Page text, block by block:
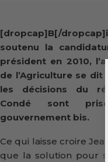
[dropcap]B[/
soutenu la
président en 2010,
de l’Agriculture se dit
les décisions du
Condé sont
gouvernement bis.
Ce qui laisse croire
que la solution pour